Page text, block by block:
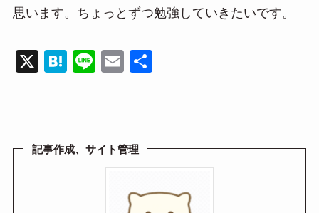
思います。ちょっとずつ勉強していきたいです。
X H
a
Li E 共
記事作成、サイト管理